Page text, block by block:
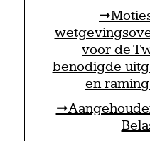
voor de
benodigde
en